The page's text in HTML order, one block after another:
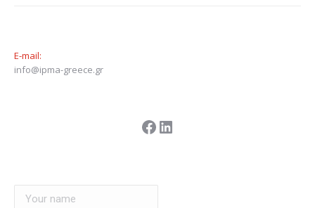
E-mail:
info@ipma-greece.gr
Facebook
Linkedin